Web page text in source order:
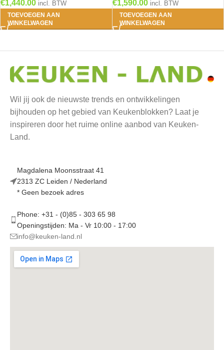
€1,440.00 incl. BTW
TOEVOEGEN AAN
WINKELWAGEN
€1,590.00 incl. BTW
TOEVOEGEN AAN
WINKELWAGEN
Wil jij ook de nieuwste trends en ontwikkelingen
bijhouden op het gebied van Keukenblokken? Laat je
inspireren door het ruime online aanbod van Keuken-
Land.
Magdalena Moonsstraat 41
2313 ZC Leiden / Nederland
* Geen bezoek adres
Phone: +31 - (0)85 - 303 65 98
Openingstijden: Ma - Vr 10:00 - 17:00
info@keuken-land.nl